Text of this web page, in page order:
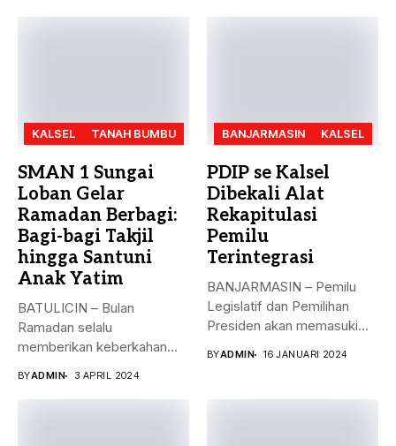
KALSEL TANAH BUMBU
SMAN 1 Sungai
Loban Gelar
Ramadan Berbagi:
Bagi-bagi Takjil
hingga Santuni
Anak Yatim
BATULICIN – Bulan
Ramadan selalu
memberikan keberkahan
BYADMIN 3 APRIL 2024
BANJARMASIN KALSEL
PDIP se Kalsel
Dibekali Alat
Rekapitulasi
Pemilu
Terintegrasi
BANJARMASIN – Pemilu
Legislatif dan Pemilihan
Presiden akan memasuki
BYADMIN 16 JANUARI 2024